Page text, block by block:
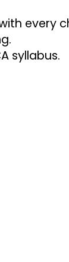
every
syllabus.